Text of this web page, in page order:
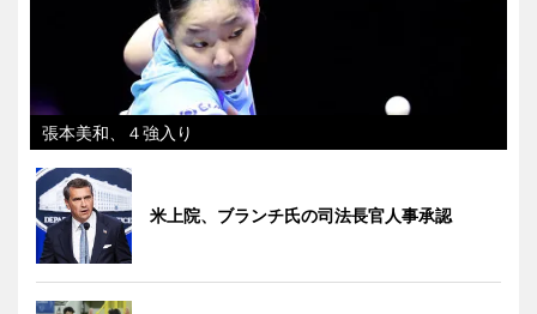
張本美和、４強入り
米上院、ブランチ氏の司法長官人事承認